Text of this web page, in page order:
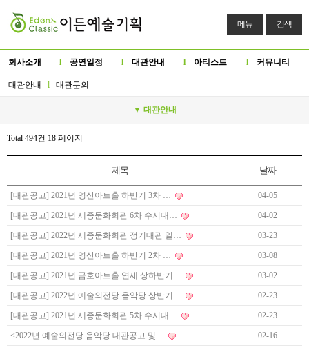
메뉴 검색
회사소개 l 공연일정 l 대관안내 l 아티스트 l 커뮤니티
대관안내 l 대관문의
▼ 대관안내
Total 494건 18 페이지
제목 날짜
[대관공고] 2021년 영산아트홀 하반기 3차 … 04-05
[대관공고] 2021년 세종문화회관 6차 수시대… 04-02
[대관공고] 2022년 세종문화회관 정기대관 일… 03-23
[대관공고] 2021년 영산아트홀 하반기 2차 … 03-08
[대관공고] 2021년 금호아트홀 연세 상하반기… 03-02
[대관공고] 2022년 예술의전당 음악당 상반기… 02-23
[대관공고] 2021년 세종문화회관 5차 수시대… 02-23
<2022년 예술의전당 음악당 대관공고 및… 02-16